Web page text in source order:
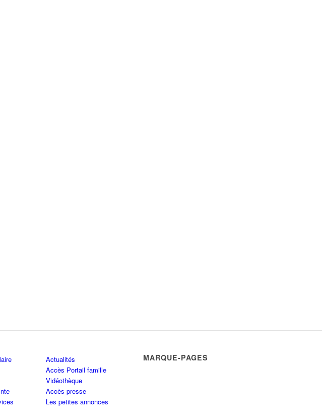
Actualités
Accès Portail famille
Vidéothèque
Accès presse
Les petites annonces
MARQUE-PAGES